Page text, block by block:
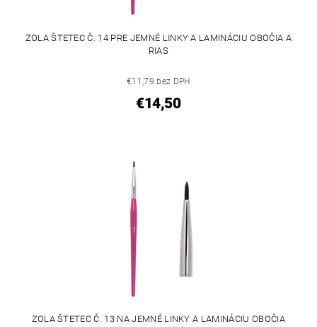
ZOLA ŠTETEC Č. 14 PRE JEMNÉ LINKY A LAMINÁCIU OBOČIA A
RIAS
€11,79 bez DPH
€14,50
ZOLA ŠTETEC Č. 13 NA JEMNÉ LINKY A LAMINÁCIU OBOČIA